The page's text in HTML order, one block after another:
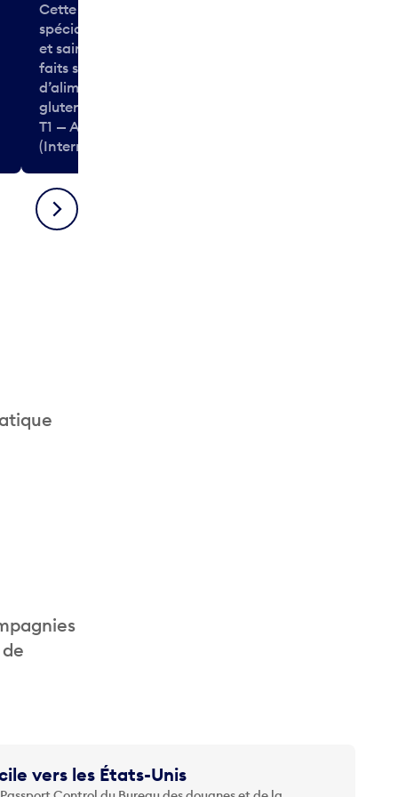
Cette chaîne européenne se
spécialise dans les aliments frais
et sains, comme les sandwichs
faits sur commande. Des choix
d’aliments végétariens et sans
gluten sont disponibles.
T1 — Après-sécurité
(International)
Suivant
vers les États-Unis